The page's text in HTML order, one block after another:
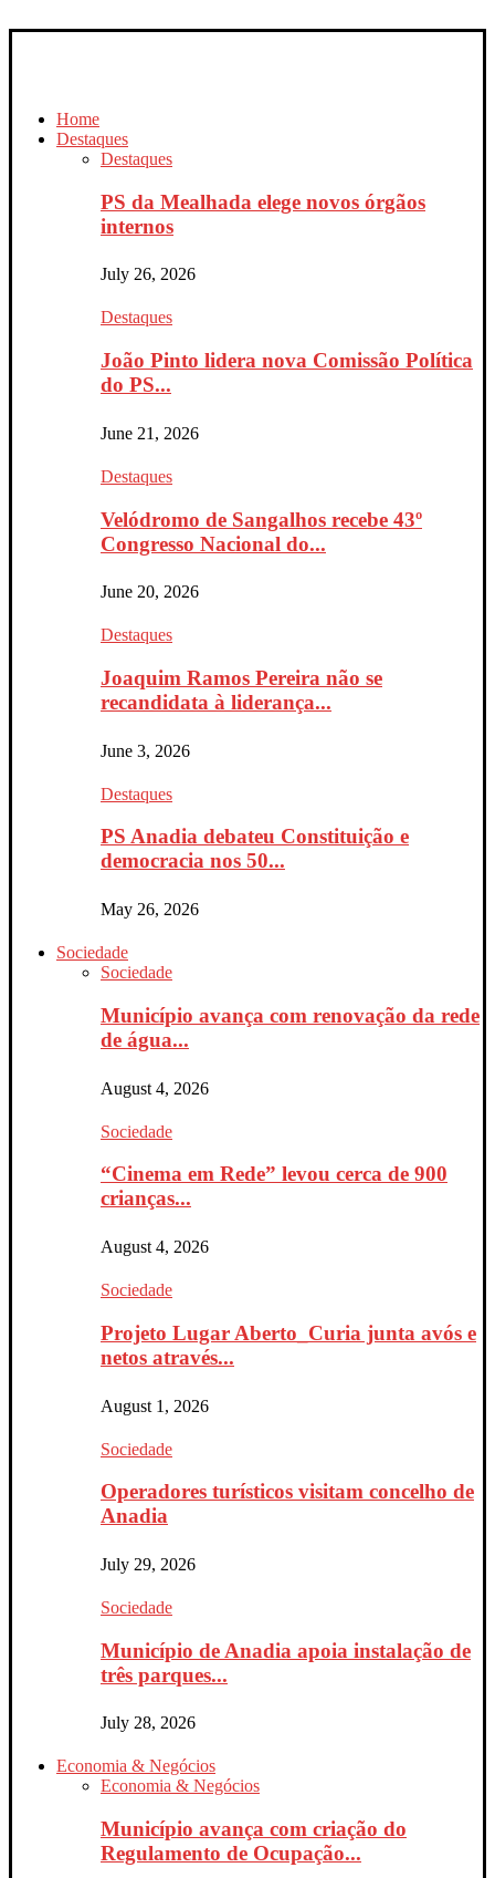
Home
Destaques
Destaques
PS da Mealhada elege novos órgãos
internos
July 26, 2026
Destaques
João Pinto lidera nova Comissão Política
do PS...
June 21, 2026
Destaques
Velódromo de Sangalhos recebe 43º
Congresso Nacional do...
June 20, 2026
Destaques
Joaquim Ramos Pereira não se
recandidata à liderança...
June 3, 2026
Destaques
PS Anadia debateu Constituição e
democracia nos 50...
May 26, 2026
Sociedade
Sociedade
Município avança com renovação da rede
de água...
August 4, 2026
Sociedade
“Cinema em Rede” levou cerca de 900
crianças...
August 4, 2026
Sociedade
Projeto Lugar Aberto_Curia junta avós e
netos através...
August 1, 2026
Sociedade
Operadores turísticos visitam concelho de
Anadia
July 29, 2026
Sociedade
Município de Anadia apoia instalação de
três parques...
July 28, 2026
Economia & Negócios
Economia & Negócios
Município avança com criação do
Regulamento de Ocupação...